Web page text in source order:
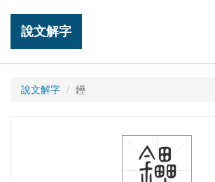
說文解字
說文解字 鑸